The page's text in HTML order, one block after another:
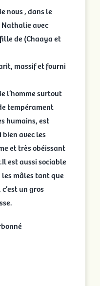
nous , dans le
Nathalie avec
de (Chaaya et
massif et fourni
l’homme surtout
tempérament
humains, est
avec les
et très obéissant
est aussi sociable
les mâles tant que
un gros